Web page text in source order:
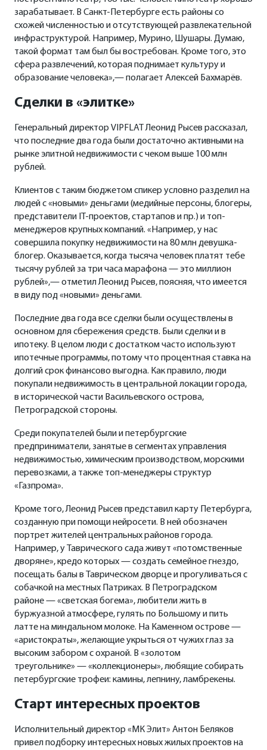
зарабатывает. В Санкт-Петербурге есть районы со
схожей численностью и отсутствующей развлекательной
инфраструктурой. Например, Мурино, Шушары. Думаю,
такой формат там был бы востребован. Кроме того, это
сфера развлечений, которая поднимает культуру и
образование человека»,— полагает Алексей Бахмарёв.
Сделки в «элитке»
Генеральный директор VIPFLAT Леонид Рысев рассказал,
что последние два года были достаточно активными на
рынке элитной недвижимости с чеком выше 100 млн
рублей.
Клиентов с таким бюджетом спикер условно разделил на
людей с «новыми» деньгами (медийные персоны, блогеры,
представители IT-проектов, стартапов и пр.) и топ-
менеджеров крупных компаний. «Например, у нас
совершила покупку недвижимости на 80 млн девушка-
блогер. Оказывается, когда тысяча человек платят тебе
тысячу рублей за три часа марафона — это миллион
рублей»,— отметил Леонид Рысев, поясняя, что имеется
в виду под «новыми» деньгами.
Последние два года все сделки были осуществлены в
основном для сбережения средств. Были сделки и в
ипотеку. В целом люди с достатком часто используют
ипотечные программы, потому что процентная ставка на
долгий срок финансово выгодна. Как правило, люди
покупали недвижимость в центральной локации города,
в исторической части Васильевского острова,
Петроградской стороны.
Среди покупателей были и петербургские
предприниматели, занятые в сегментах управления
недвижимостью, химическим производством, морскими
перевозками, а также топ-менеджеры структур
«Газпрома».
Кроме того, Леонид Рысев представил карту Петербурга,
созданную при помощи нейросети. В ней обозначен
портрет жителей центральных районов города.
Например, у Таврического сада живут «потомственные
дворяне», кредо которых — создать семейное гнездо,
посещать балы в Таврическом дворце и прогуливаться с
собачкой на местных Патриках. В Петроградском
районе — «светская богема», любители жить в
буржуазной атмосфере, гулять по Большому и пить
латте на миндальном молоке. На Каменном острове —
«аристократы», желающие укрыться от чужих глаз за
высоким забором с охраной. В «золотом
треугольнике» — «коллекционеры», любящие собирать
петербургские трофеи: камины, лепнину, ламбрекены.
Старт интересных проектов
Исполнительный директор «МК Элит» Антон Беляков
привел подборку интересных новых жилых проектов на